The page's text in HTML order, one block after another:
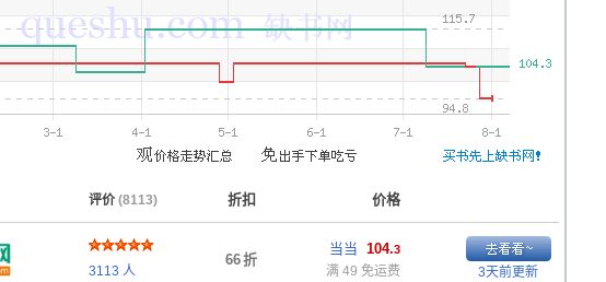
评价 (8113) 折扣 价格
3113 人
66折
当当 104.3
满 49 免运费 3天前更新